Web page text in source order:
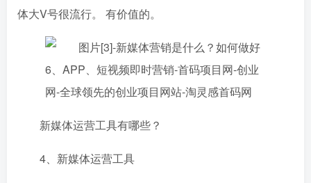
体大V号很流行。 有价值的。
新媒体运营工具有哪些？
4、新媒体运营工具